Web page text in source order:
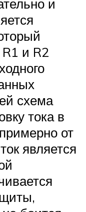
и
и R2
схема
тока в
от
является